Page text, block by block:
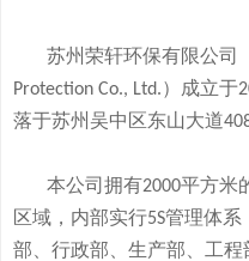
苏州荣轩环保有限公司
Protection Co., Ltd.）成立于
落于苏州吴中区东山大道
本公司拥有2000平方米
区域，内部实行5S管理体系
部、行政部、生产部、工